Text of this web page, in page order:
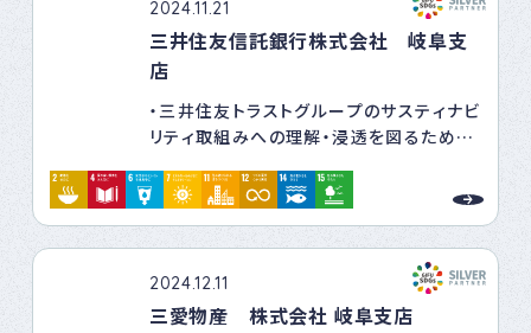
ログラムを充実させ、キャリア開発の機会
を提供します。また、地域社会への教育支
援活動を行ない、教育機会の拡充に寄与し
ていきます。
SDG 5: ジェンダー平等
提供し、女性のリーダーシップを促進する
ためのメンターシッププログラムを提供し
ます。職場でのハラスメント防止に向けた
SDG 8: 働きがいも経済成長も
る会社を目指します。
2024.11.21
三井住友信託銀行株式会社 岐阜支
店
・三井住友トラストグループのサスティナビ
リティ取組みへの理解・浸透を図るための
・お客さま・地域の皆様へ向けWith You
支店ブログにより当行の支店スタッフが地
With you活動を通じてSDGｓ17の目標
達成を目指しています。
2024.12.11
三愛物産 株式会社 岐阜支店